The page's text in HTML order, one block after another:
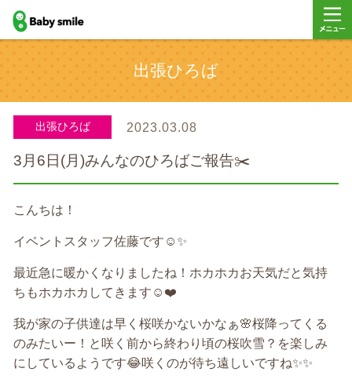
baby smile
出張ひろば
出張ひろば 2023.03.08
3月6日(月)みんなのひろばご報告✂️
こんちは！
イベントスタッフ佐藤です ☺️✨
最近急に暖かくなりましたね！ホカホカお天気だと気持
ちもホカホカしてきます ☺️❤️
我が家の子供達は早く桜咲かないかなぁ🌸桜降ってくる
のみたいー！と 咲く前から終わり頃の桜吹雪？を楽しみ
にしているようです😂咲くのが待ち遠しいですね✨✨